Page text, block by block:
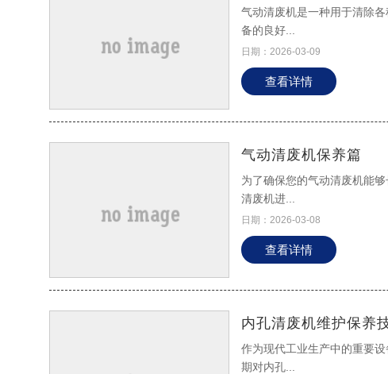
气动清废机是一种用于清除
备的良好...
日期：2026-03-09
查看详情
气动清废机保养篇
为了确保您的气动清废机能
清废机进...
日期：2026-03-08
查看详情
内孔清废机维护保养
作为现代工业生产中的重要
期对内孔...